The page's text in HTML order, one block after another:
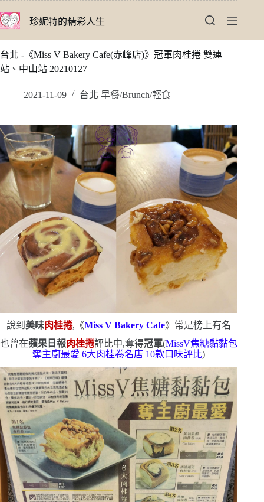
至
要
內
珍妮特的精彩人生
台北 -《Miss V Bakery Cafe(赤峰店)》冠軍肉桂捲 雙連
站、中山站 20210127
2021-11-09 台北 早餐/Brunch/輕食
說到 美味肉桂捲,《Miss V Bakery Cafe》常是榜上有名
也曾在蘋果日報肉桂捲評比中,奪得冠軍(MissV焦糖黏黏包
奪主廚最愛 6大肉桂卷名店 10款口味評比)